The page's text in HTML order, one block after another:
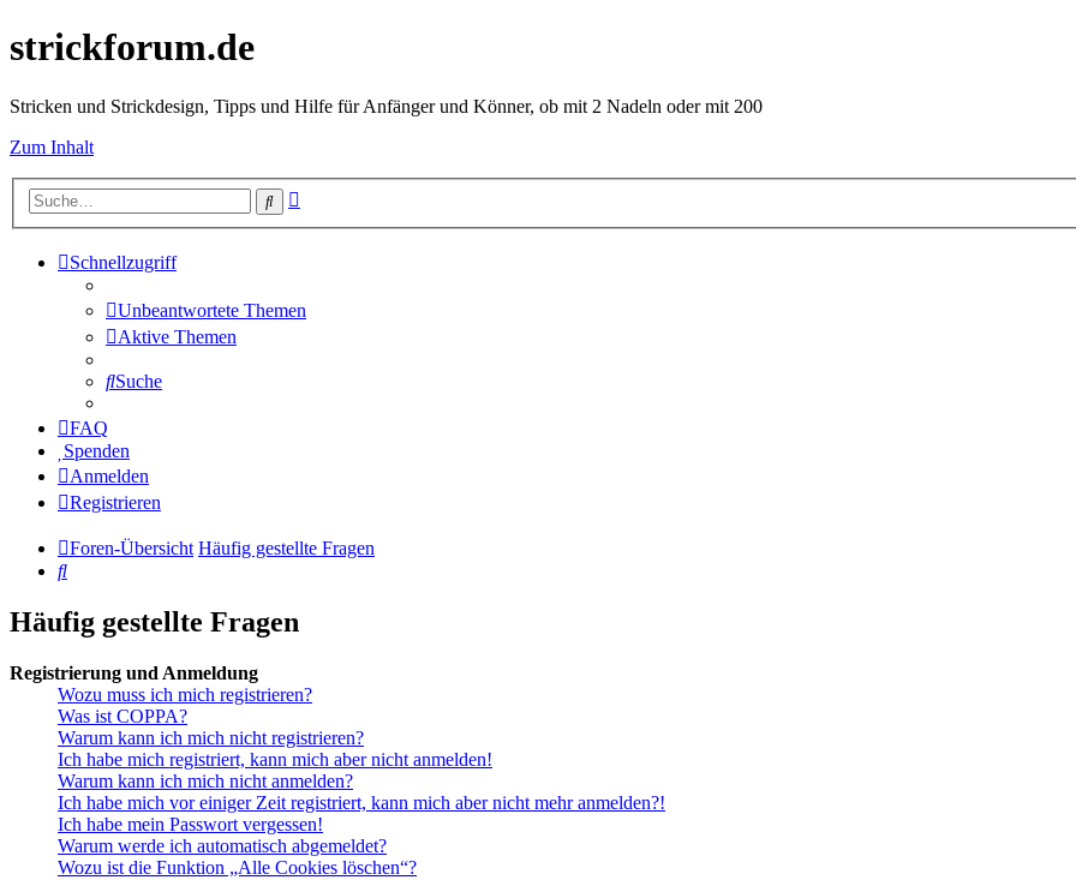
strickforum.de
Stricken und Strickdesign, Tipps und Hilfe für Anfänger und Könner, ob mit 2 Nadeln oder mit 200
Zum Inhalt
Suche
Schnellzugriff
Unbeantwortete Themen
Aktive Themen
Suche
FAQ
Spenden
Anmelden
Registrieren
Foren-Übersicht Häufig gestellte Fragen
Suche
Häufig gestellte Fragen
Registrierung und Anmeldung
Wozu muss ich mich registrieren?
Was ist COPPA?
Warum kann ich mich nicht registrieren?
Ich habe mich registriert, kann mich aber nicht anmelden!
Warum kann ich mich nicht anmelden?
Ich habe mich vor einiger Zeit registriert, kann mich aber nicht mehr anmelden?!
Ich habe mein Passwort vergessen!
Warum werde ich automatisch abgemeldet?
Wozu ist die Funktion „Alle Cookies löschen“?